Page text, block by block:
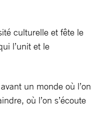
culturelle et fête le
l’unit et le
un monde où l’on
où l’on s’écoute